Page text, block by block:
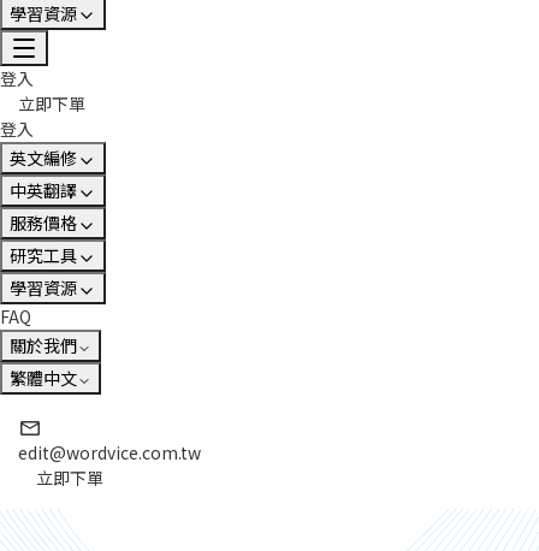
學習資源
登入
立即下單
登入
英文編修
中英翻譯
服務價格
研究工具
學習資源
FAQ
關於我們
繁體中文
edit@wordvice.com.tw
立即下單